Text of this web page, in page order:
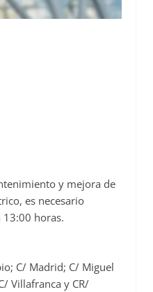
y mejora de
es necesario
horas.
C/ Madrid; C/ Miguel
Villafranca y CR/